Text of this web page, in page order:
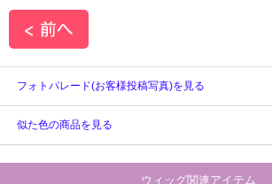
フォトパレード(お客様投稿写真)を見る
似た色の商品を見る
ウィッグ関連アイテム